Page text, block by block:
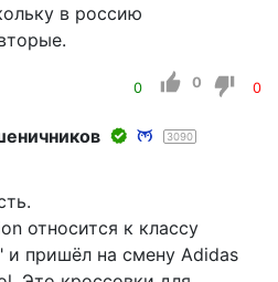
в россию
0 0 0
3090
относится к классу
и пришёл на смену Аdidas